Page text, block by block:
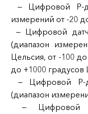
— Цифровой Р-
измерений от -20
— Цифровой
(диапазон
Цельсия, от -100
до +1000 градусов
— Цифровой Р-
(диапазон
— Цифровой